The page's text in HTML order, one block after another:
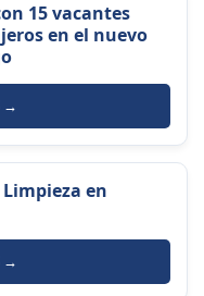
15 vacantes
en el nuevo
→
en
→